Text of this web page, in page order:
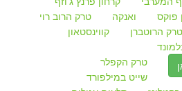
פוקס ואנקה
טרק הרוב רוי
טרק הרוטברן
קווינסטאון
טרק הקפלר
שייט במילפורד